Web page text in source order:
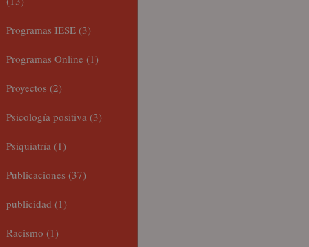
Programas IESE (3)
Programas Online (1)
Proyectos (2)
Psicología positiva (3)
Psiquiatría (1)
Publicaciones (37)
publicidad (1)
Racismo (1)